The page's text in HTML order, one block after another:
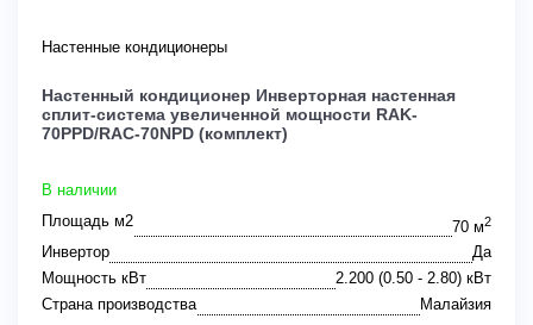
Настенные кондиционеры
Настенный кондиционер Инверторная настенная
сплит-система увеличенной мощности RAK-
70PPD/RAC-70NPD (комплект)
В наличии
Площадь м2
70 м2
Инвертор
Да
Мощность кВт
2.200 (0.50 - 2.80) кВт
Страна производства
Малайзия